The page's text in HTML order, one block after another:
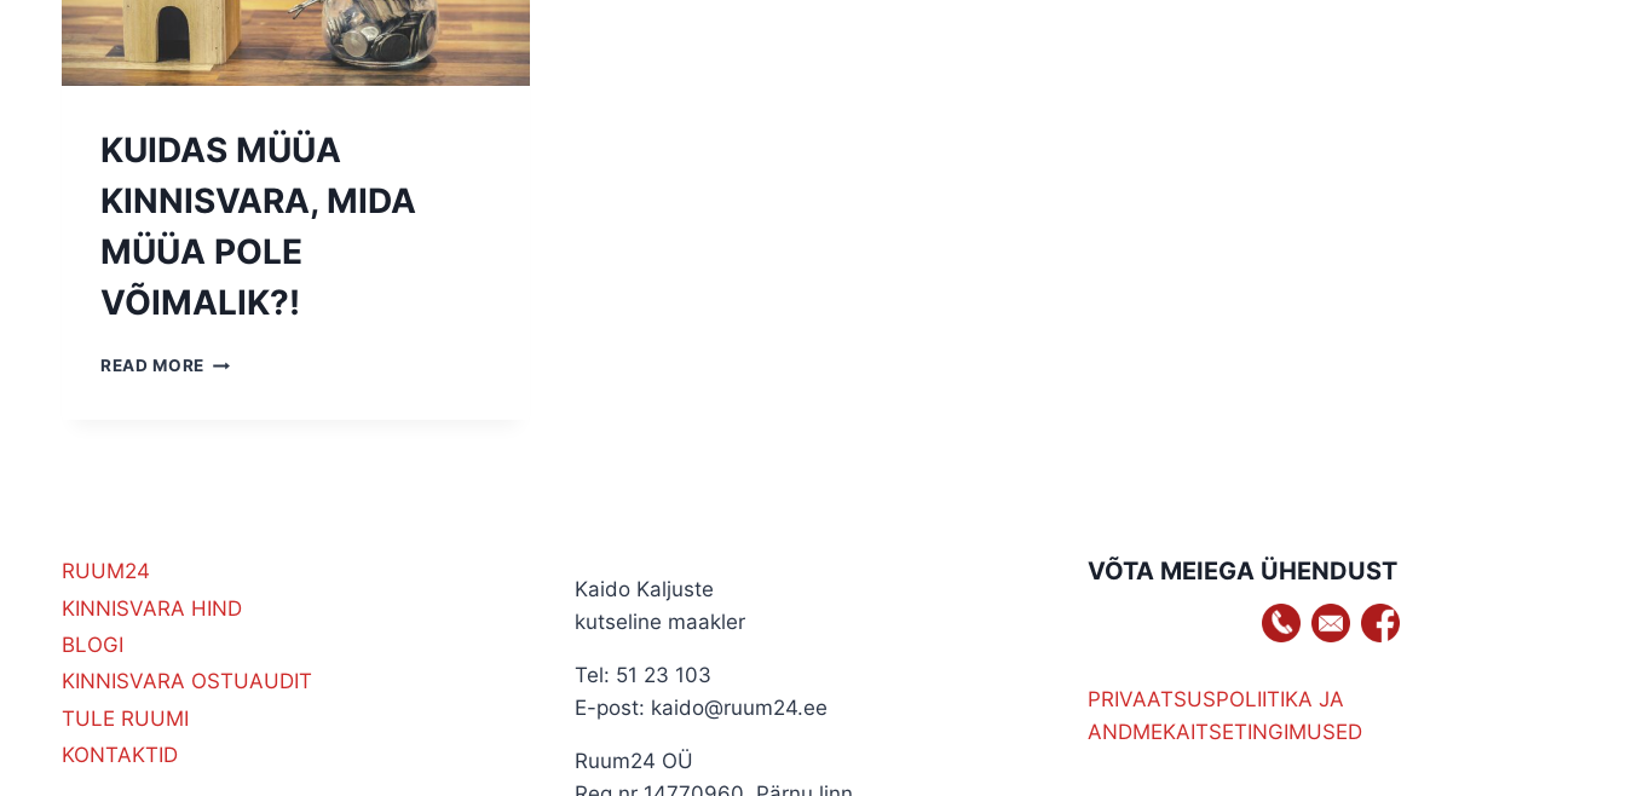
KUIDAS MÜÜA
KINNISVARA, MIDA
MÜÜA POLE
VÕIMALIK?!
READ MORE KUIDAS
RUUM24
KINNISVARA HIND
BLOGI
KINNISVARA OSTUAUDIT
TULE RUUMI
KONTAKTID
Kaido Kaljuste
kutseline maakler
Tel: 51 23 103
E-post: kaido@ruum24.ee
Ruum24 OÜ
VÕTA MEIEGA ÜHENDUST
PRIVAATSUSPOLIITIKA JA
ANDMEKAITSETINGIMUSED